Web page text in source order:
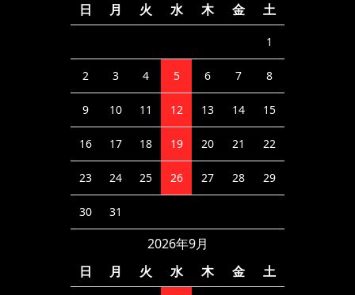
日
月 火 水 木 金 土
1
2 3 4 5 6 7 8
9 10 11 12 13 14 15
16 17 18 19 20 21 22
23 24 25 26 27 28 29
30 31
2026年9月
日
月 火 水 木 金 土